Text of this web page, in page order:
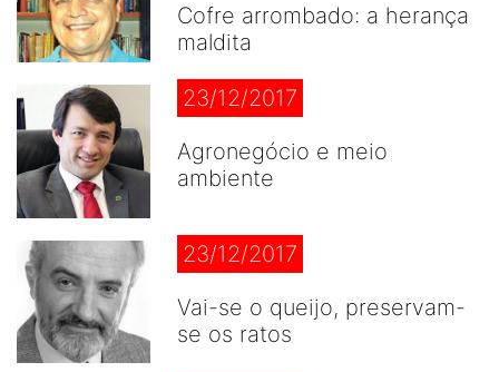
Cofre arrombado: a herança
maldita
23/12/2017
Agronegócio e meio
ambiente
23/12/2017
Vai-se o queijo, preservam-
se os ratos